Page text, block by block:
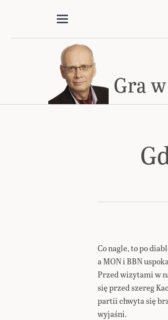
Gra
Co nagle, to po
a MON i BBN
Przed wizytami w
się przed szereg
partii chwyta się
wyjaśni.